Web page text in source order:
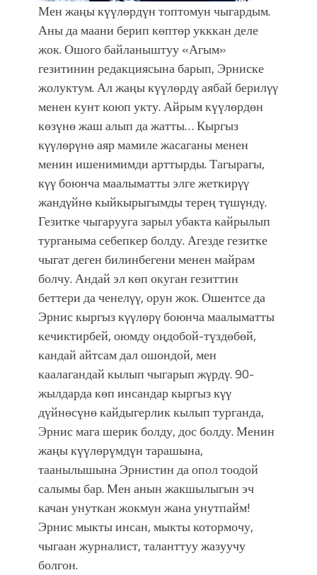
Мен жаңы күүлөрдүн топтомун чыгардым.
Аны да маани берип көптөр укккан деле
жок. Ошого байланыштуу «Агым»
гезитинин редакциясына барып, Эрниске
жолуктум. Ал жаңы күүлөрдү аябай берилγγ
менен кунт коюп укту. Айрым күүлөрдөн
көзүнө жаш алып да жатты… Кыргыз
кγγлөрγнө аяр мамиле жасаганы менен
менин ишенимимди арттырды. Тагырагы,
кγγ боюнча маалыматты элге жеткирγγ
жандγйнө кыйкырыгымды терең тγшγндγ.
Гезитке чыгарууга зарыл убакта кайрылып
турганыма себепкер болду. Агезде гезитке
чыгат деген билинбегени менен майрам
болчу. Андай эл көп окуган гезиттин
беттери да ченелγγ, орун жок. Ошентсе да
Эрнис кыргыз кγγлөрγ боюнча маалыматты
кечиктирбей, оюмду оңдобой-түздөбөй,
кандай айтсам дал ошондой, мен
каалагандай кылып чыгарып жγрдγ. 90-
жылдарда көп инсандар кыргыз кγγ
дүйнөсүнө кайдыгерлик кылып турганда,
Эрнис мага шерик болду, дос болду. Менин
жаңы күүлөрүмдүн тарашына,
таанылышына Эрнистин да опол тоодой
салымы бар. Мен анын жакшылыгын эч
качан унуткан жокмун жана унутпайм!
Эрнис мыкты инсан, мыкты котормочу,
чыгаан журналист, таланттуу жазуучу
болгон.